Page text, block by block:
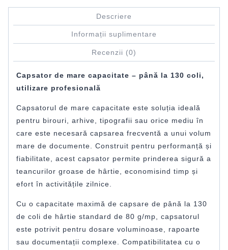
Descriere
Informații suplimentare
Recenzii (0)
Capsator de mare capacitate – până la 130 coli,
utilizare profesională
Capsatorul de mare capacitate este soluția ideală
pentru birouri, arhive, tipografii sau orice mediu în
care este necesară capsarea frecventă a unui volum
mare de documente. Construit pentru performanță și
fiabilitate, acest capsator permite prinderea sigură a
teancurilor groase de hârtie, economisind timp și
efort în activitățile zilnice.
Cu o capacitate maximă de capsare de până la 130
de coli de hârtie standard de 80 g/mp, capsatorul
este potrivit pentru dosare voluminoase, rapoarte
sau documentații complexe. Compatibilitatea cu o